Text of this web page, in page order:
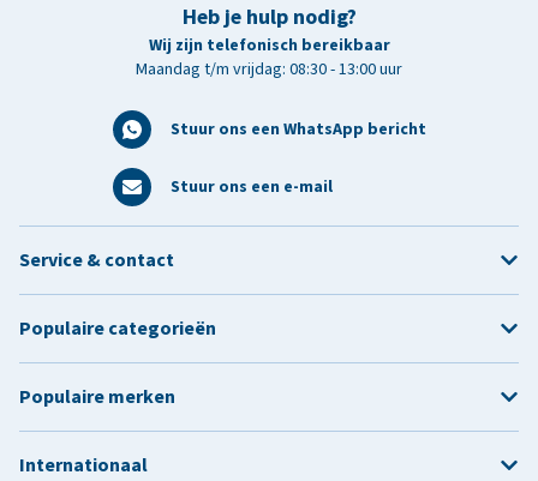
Heb je hulp nodig?
Wij zijn telefonisch bereikbaar
Maandag t/m vrijdag: 08:30 - 13:00 uur
Stuur ons een WhatsApp bericht
Stuur ons een e-mail
Service & contact
Populaire categorieën
Populaire merken
Internationaal